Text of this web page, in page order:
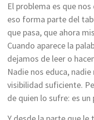
El problema es que
eso forma parte del
que pasa, que ahora
Cuando aparece la
dejamos de leer o
Nadie nos educa,
visibilidad suficiente.
de quien lo sufre: es